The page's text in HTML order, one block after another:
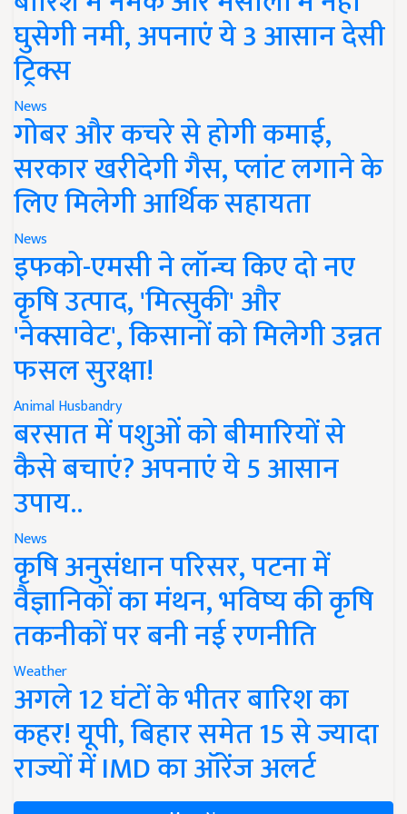
घुसेगी नमी, अपनाएं ये 3 आसान देसी
ट्रिक्स
News
गोबर और कचरे से होगी कमाई,
सरकार खरीदेगी गैस, प्लांट लगाने के
लिए मिलेगी आर्थिक सहायता
News
इफको-एमसी ने लॉन्च किए दो नए
कृषि उत्पाद, 'मित्सुकी' और
'नेक्सावेट', किसानों को मिलेगी उन्नत
फसल सुरक्षा!
Animal Husbandry
बरसात में पशुओं को बीमारियों से
कैसे बचाएं? अपनाएं ये 5 आसान
उपाय..
News
कृषि अनुसंधान परिसर, पटना में
वैज्ञानिकों का मंथन, भविष्य की कृषि
तकनीकों पर बनी नई रणनीति
Weather
अगले 12 घंटों के भीतर बारिश का
कहर! यूपी, बिहार समेत 15 से ज्यादा
राज्यों में IMD का ऑरेंज अलर्ट